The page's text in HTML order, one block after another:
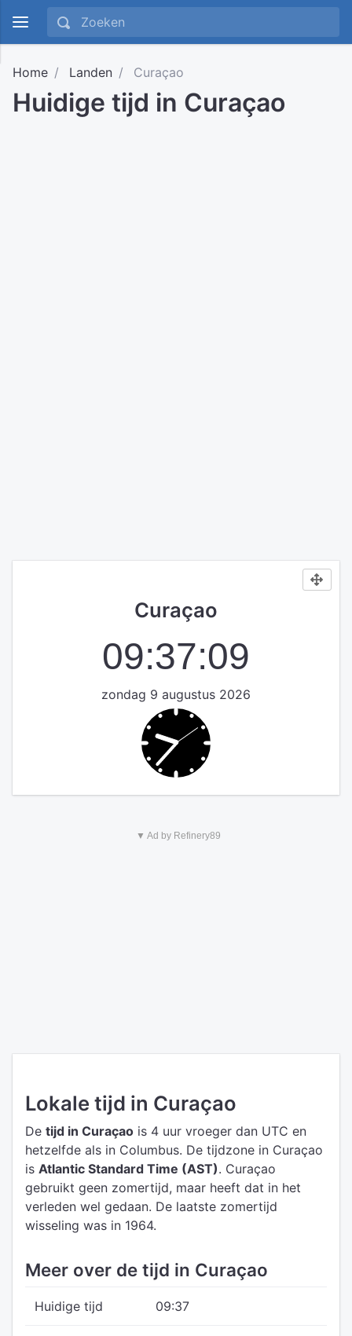
Home Landen Curaçao
Huidige tijd in Curaçao
Curaçao
09:37:09
zondag 9 augustus 2026
▼ Ad by Refinery89
Lokale tijd in Curaçao
De tijd in Curaçao is 4 uur vroeger dan UTC en
hetzelfde als in Columbus. De tijdzone in Curaçao
is Atlantic Standard Time (AST). Curaçao
gebruikt geen zomertijd, maar heeft dat in het
verleden wel gedaan. De laatste zomertijd
wisseling was in 1964.
Meer over de tijd in Curaçao
Huidige tijd 09:37